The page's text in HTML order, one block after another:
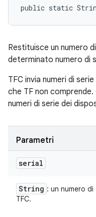
public static
Restituisce un numero
determinato numero di
TFC invia numeri di
che TF non
numeri di serie dei
Parametri
serial
String : un numero
TFC.